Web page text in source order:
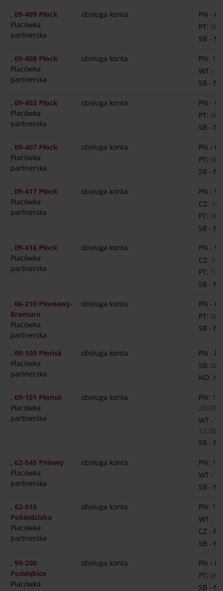
, 09-409 Płock
Placówka
partnerska
obsługa konta
PN -
PT:
SB -
, 09-408 Płock
Placówka
partnerska
obsługa konta PN:
WT -
SB -
, 09-403 Płock
Placówka
partnerska
obsługa konta
PN -
PT:
SB -
, 09-407 Płock
Placówka
partnerska
obsługa konta
PN -
PT:
SB -
, 09-417 Płock
Placówka
partnerska
obsługa konta
PN -
CZ:
PT:
SB -
, 09-416 Płock
Placówka
partnerska
obsługa konta
PN -
CZ:
PT:
SB -
, 06-210 Płoniawy-
Bramura
Placówka
partnerska
obsługa konta
PN -
PT:
SB -
, 09-100 Płońsk
Placówka
partnerska
obsługa konta
PN -
SB:
ND:
, 09-101 Płońsk
Placówka
partnerska
obsługa konta PN:
20:00
WT -
12:00-
SB -
, 62-045 Pniewy
Placówka
partnerska
obsługa konta PN:
WT -
SB -
, 62-010
Pobiedziska
Placówka
partnerska
obsługa konta PN:
WT -
CZ -
SB -
, 99-200
Poddębice
Placówka
obsługa konta
PN -
PT:
SB -